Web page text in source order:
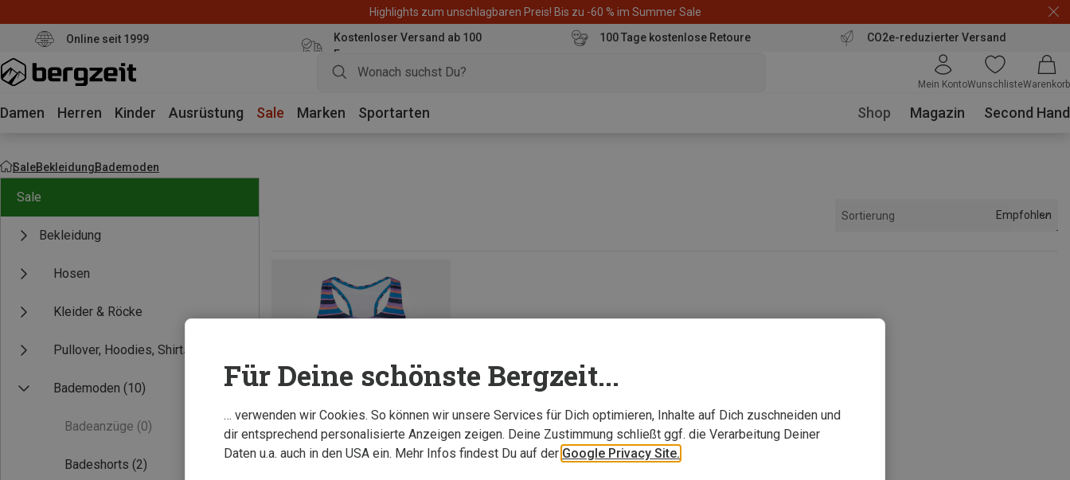
Highlights zum unschlagbaren Preis! Bis zu -60 % im Summer Sale
Online seit 1999
Kostenloser Versand ab 100
Euro
100 Tage kostenlose Retoure CO2e-reduzierter Versand
Mein KontoWunschlisteWarenkorb
Damen Herren Kinder Ausrüstung Sale Marken Sportarten Shop Magazin Second Hand
SaleBekleidungBademoden
Sale
Bekleidung
Hosen
Kleider & Röcke
Pullover, Hoodies, Shirts
Bademoden (10)
Badeanzüge (0)
Badeshorts (2)
Sortierung Empfohlen
Für Deine schönste Bergzeit...
… verwenden wir Cookies. So können wir unsere Services für Dich optimieren, Inhalte auf Dich zuschneiden und
dir entsprechend personalisierte Anzeigen zeigen. Deine Zustimmung schließt ggf. die Verarbeitung Deiner
Daten u.a. auch in den USA ein. Mehr Infos findest Du auf der Google Privacy Site.